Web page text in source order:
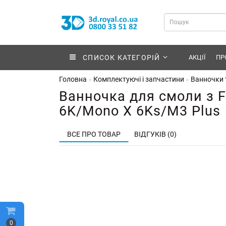
0
СПИСОК КАТЕГОРІЙ АКЦІЇ
Головна Комплектуючі і запчастини Ванночки
Ванночка для смоли з
6K/Mono X 6Ks/M3 Plus
ВСЕ ПРО ТОВАР ВІДГУКІВ (0)